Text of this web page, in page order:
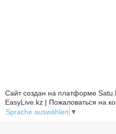
Сайт создан на платформе
EasyLive.kz | Пожаловаться на
Sprache auswählen ▼